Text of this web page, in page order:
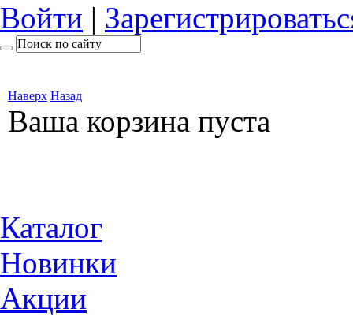
Войти |
Наверх Назад
Ваша корзина пуста
Каталог
Новинки
Акции